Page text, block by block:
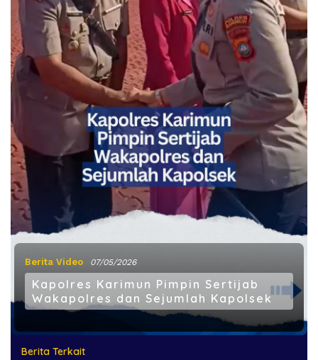
Berita Video 07/05/2026
Kapolres Karimun Pimpin Sertijab
Wakapolres dan Sejumlah Kapolsek
Berita Terkait